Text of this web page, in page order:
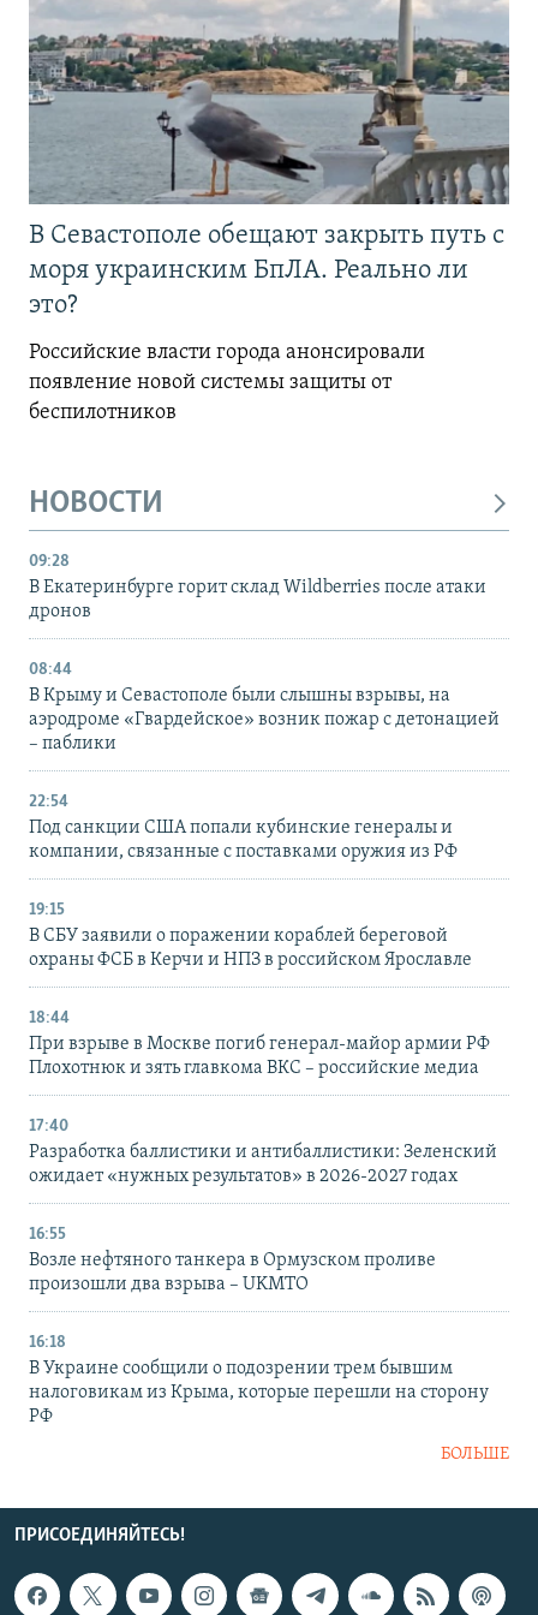
В Севастополе обещают закрыть путь с
моря украинским БпЛА. Реально ли
это?
Российские власти города анонсировали
появление новой системы защиты от
беспилотников
НОВОСТИ
09:28
В Екатеринбурге горит склад Wildberries после атаки
дронов
08:44
В Крыму и Севастополе были слышны взрывы, на
аэродроме «Гвардейское» возник пожар с детонацией
– паблики
22:54
Под санкции США попали кубинские генералы и
компании, связанные с поставками оружия из РФ
19:15
В СБУ заявили о поражении кораблей береговой
охраны ФСБ в Керчи и НПЗ в российском Ярославле
18:44
При взрыве в Москве погиб генерал-майор армии РФ
Плохотнюк и зять главкома ВКС – российские медиа
17:40
Разработка баллистики и антибаллистики: Зеленский
ожидает «нужных результатов» в 2026-2027 годах
16:55
Возле нефтяного танкера в Ормузском проливе
произошли два взрыва – UKMTO
16:18
В Украине сообщили о подозрении трем бывшим
налоговикам из Крыма, которые перешли на сторону
РФ
БОЛЬШЕ
ПРИСОЕДИНЯЙТЕСЬ!